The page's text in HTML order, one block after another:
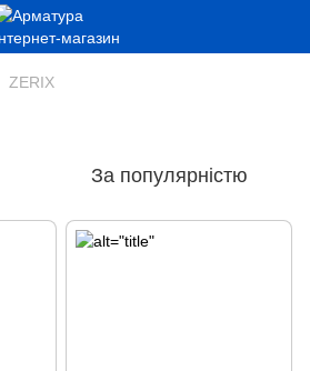
ZERIX
За популярністю